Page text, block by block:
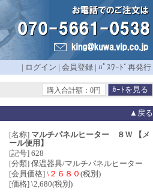
| ログイン | 会員登録 | ﾊﾟｽﾜｰﾄﾞ再発行
購入合計額：0円
▲戻る
[名称] マルチパネルヒーター ８Ｗ 【メ
ール便用】
[記号] 628
[分類] 保温器具/マルチパネルヒーター
[会員価格] \２６８０ (税別)
[価格] \2,680(税別)